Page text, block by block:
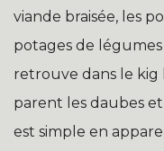
viande braisée, les
potages de
retrouve dans le kig
parent les daubes
est simple en